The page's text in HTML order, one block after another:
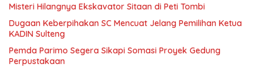
Misteri Hilangnya Ekskavator Sitaan di Peti Tombi
Dugaan Keberpihakan SC Mencuat Jelang Pemilihan Ketua
KADIN Sulteng
Pemda Parimo Segera Sikapi Somasi Proyek Gedung
Perpustakaan